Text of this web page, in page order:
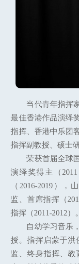
当代青年指挥
最佳香港作品演绎
指挥、香港中乐团
指挥副教授、硕士
荣获首届全球
演绎奖得主（
（2016-2019）
监、首席指挥（
指挥（2011-2012）。
自幼学习音乐
授。指挥启蒙于洪
监、终身指挥、教